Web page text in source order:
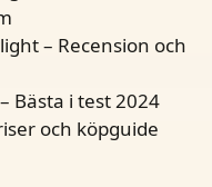
– Recension och
Bästa i test 2024
och köpguide